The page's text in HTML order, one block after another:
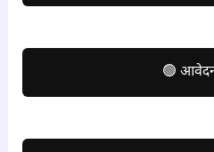
🟢